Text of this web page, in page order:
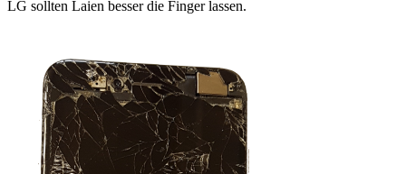
LG sollten Laien besser die Finger lassen.